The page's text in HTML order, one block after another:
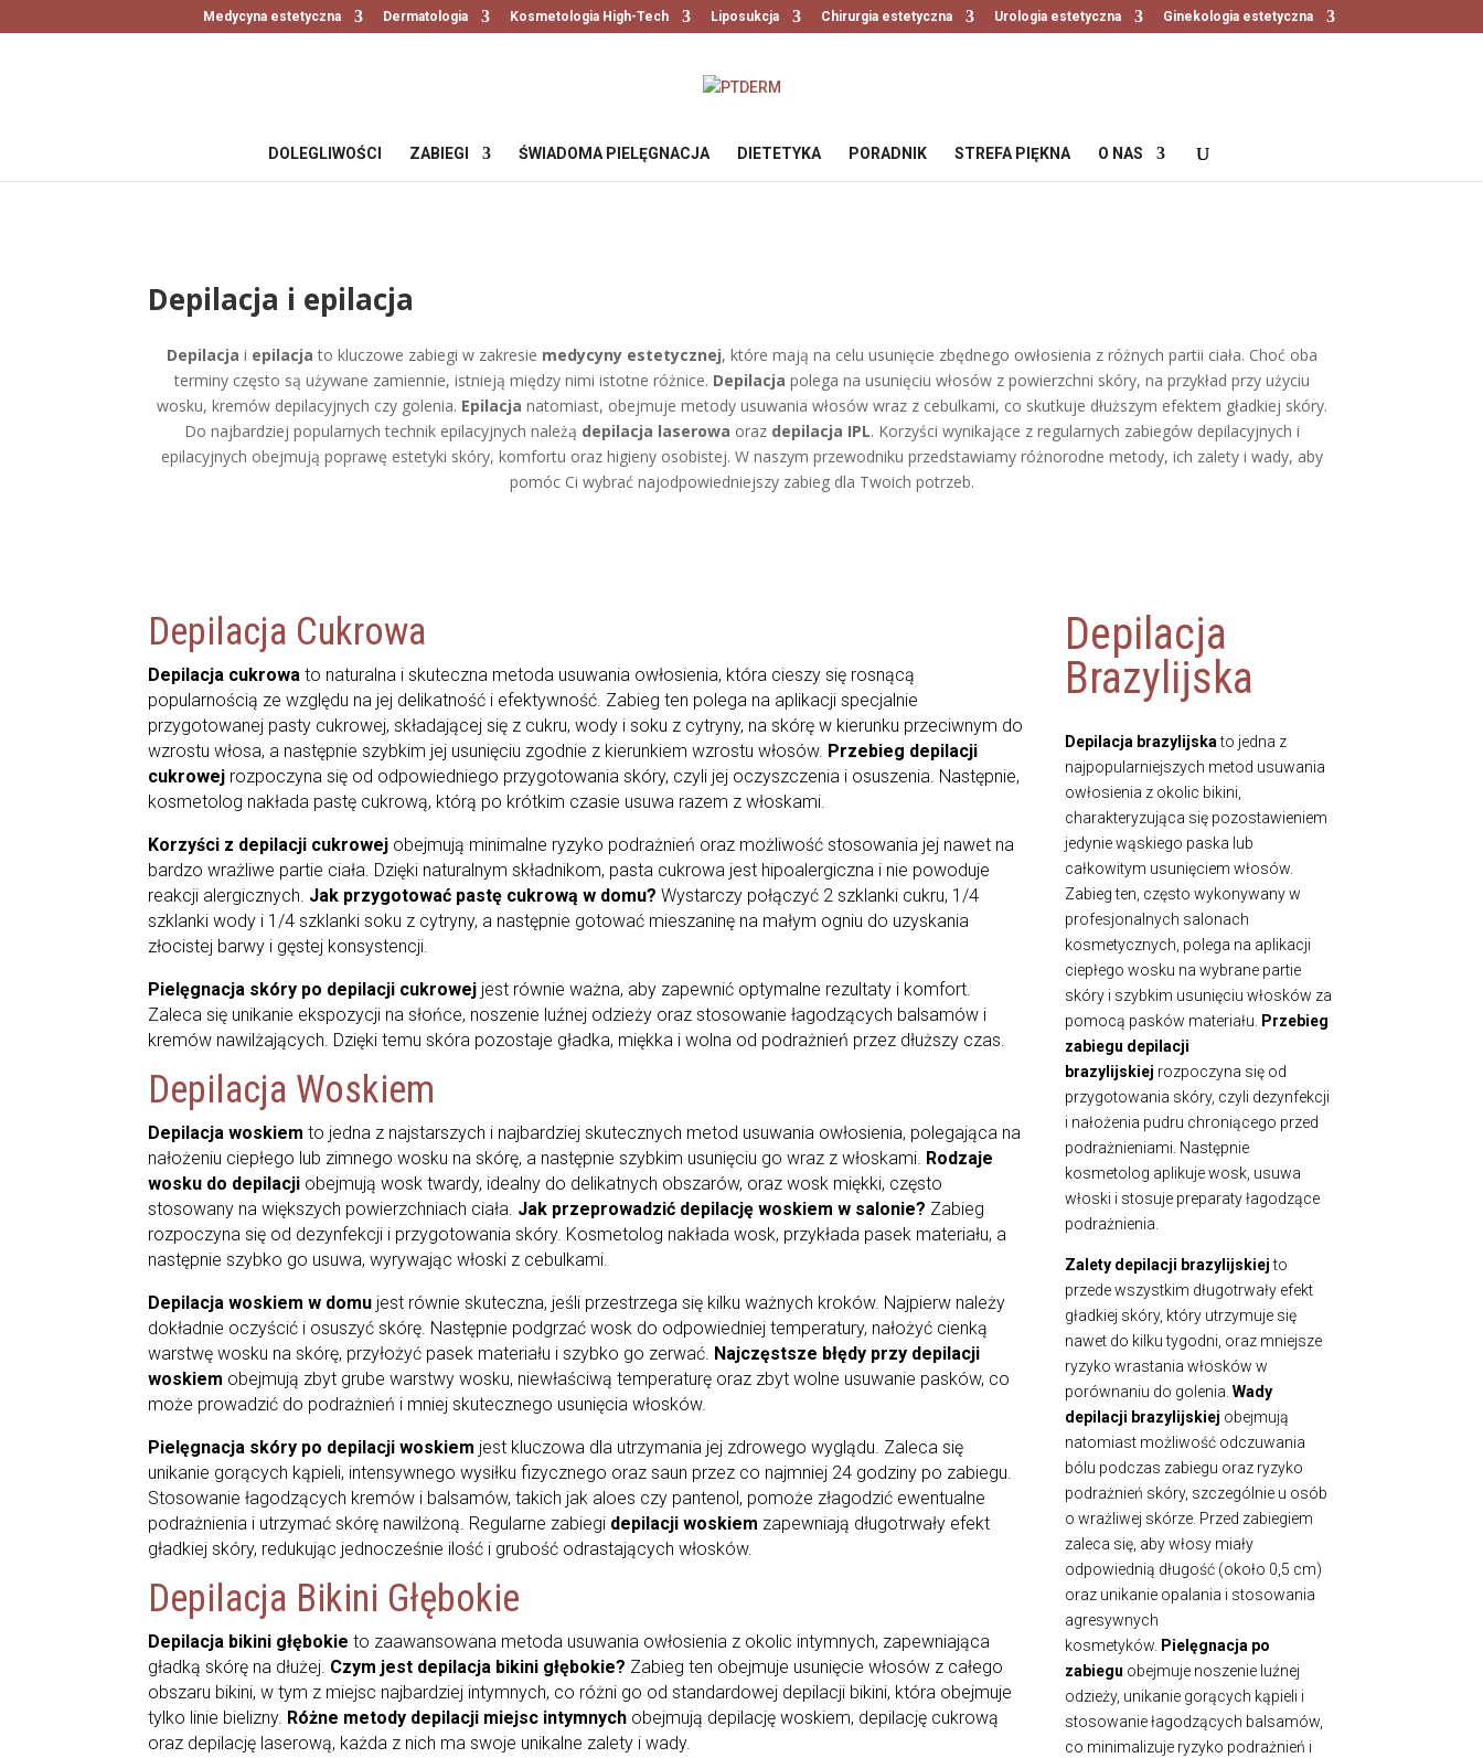
Medycyna estetyczna Dermatologia Kosmetologia High-Tech Liposukcja Chirurgia estetyczna Urologia estetyczna Ginekologia estetyczna
DOLEGLIWOŚCI ZABIEGI ŚWIADOMA PIELĘGNACJA DIETETYKA PORADNIK STREFA PIĘKNA O NAS
Depilacja i epilacja
Depilacja i epilacja to kluczowe zabiegi w zakresie medycyny estetycznej, które mają na celu usunięcie zbędnego owłosienia z różnych partii ciała. Choć oba
terminy często są używane zamiennie, istnieją między nimi istotne różnice. Depilacja polega na usunięciu włosów z powierzchni skóry, na przykład przy użyciu
wosku, kremów depilacyjnych czy golenia. Epilacja natomiast, obejmuje metody usuwania włosów wraz z cebulkami, co skutkuje dłuższym efektem gładkiej skóry.
Do najbardziej popularnych technik epilacyjnych należą depilacja laserowa oraz depilacja IPL. Korzyści wynikające z regularnych zabiegów depilacyjnych i
epilacyjnych obejmują poprawę estetyki skóry, komfortu oraz higieny osobistej. W naszym przewodniku przedstawiamy różnorodne metody, ich zalety i wady, aby
pomóc Ci wybrać najodpowiedniejszy zabieg dla Twoich potrzeb.
Depilacja Cukrowa
Depilacja cukrowa to naturalna i skuteczna metoda usuwania owłosienia, która cieszy się rosnącą
popularnością ze względu na jej delikatność i efektywność. Zabieg ten polega na aplikacji specjalnie
przygotowanej pasty cukrowej, składającej się z cukru, wody i soku z cytryny, na skórę w kierunku przeciwnym do
wzrostu włosa, a następnie szybkim jej usunięciu zgodnie z kierunkiem wzrostu włosów. Przebieg depilacji
cukrowej rozpoczyna się od odpowiedniego przygotowania skóry, czyli jej oczyszczenia i osuszenia. Następnie,
kosmetolog nakłada pastę cukrową, którą po krótkim czasie usuwa razem z włoskami.
Korzyści z depilacji cukrowej obejmują minimalne ryzyko podrażnień oraz możliwość stosowania jej nawet na
bardzo wrażliwe partie ciała. Dzięki naturalnym składnikom, pasta cukrowa jest hipoalergiczna i nie powoduje
reakcji alergicznych. Jak przygotować pastę cukrową w domu? Wystarczy połączyć 2 szklanki cukru, 1/4
szklanki wody i 1/4 szklanki soku z cytryny, a następnie gotować mieszaninę na małym ogniu do uzyskania
złocistej barwy i gęstej konsystencji.
Pielęgnacja skóry po depilacji cukrowej jest równie ważna, aby zapewnić optymalne rezultaty i komfort.
Zaleca się unikanie ekspozycji na słońce, noszenie luźnej odzieży oraz stosowanie łagodzących balsamów i
kremów nawilżających. Dzięki temu skóra pozostaje gładka, miękka i wolna od podrażnień przez dłuższy czas.
Depilacja Woskiem
Depilacja woskiem to jedna z najstarszych i najbardziej skutecznych metod usuwania owłosienia, polegająca na
nałożeniu ciepłego lub zimnego wosku na skórę, a następnie szybkim usunięciu go wraz z włoskami. Rodzaje
wosku do depilacji obejmują wosk twardy, idealny do delikatnych obszarów, oraz wosk miękki, często
stosowany na większych powierzchniach ciała. Jak przeprowadzić depilację woskiem w salonie? Zabieg
rozpoczyna się od dezynfekcji i przygotowania skóry. Kosmetolog nakłada wosk, przykłada pasek materiału, a
następnie szybko go usuwa, wyrywając włoski z cebulkami.
Depilacja woskiem w domu jest równie skuteczna, jeśli przestrzega się kilku ważnych kroków. Najpierw należy
dokładnie oczyścić i osuszyć skórę. Następnie podgrzać wosk do odpowiedniej temperatury, nałożyć cienką
warstwę wosku na skórę, przyłożyć pasek materiału i szybko go zerwać. Najczęstsze błędy przy depilacji
woskiem obejmują zbyt grube warstwy wosku, niewłaściwą temperaturę oraz zbyt wolne usuwanie pasków, co
może prowadzić do podrażnień i mniej skutecznego usunięcia włosków.
Pielęgnacja skóry po depilacji woskiem jest kluczowa dla utrzymania jej zdrowego wyglądu. Zaleca się
unikanie gorących kąpieli, intensywnego wysiłku fizycznego oraz saun przez co najmniej 24 godziny po zabiegu.
Stosowanie łagodzących kremów i balsamów, takich jak aloes czy pantenol, pomoże złagodzić ewentualne
podrażnienia i utrzymać skórę nawilżoną. Regularne zabiegi depilacji woskiem zapewniają długotrwały efekt
gładkiej skóry, redukując jednocześnie ilość i grubość odrastających włosków.
Depilacja Bikini Głębokie
Depilacja bikini głębokie to zaawansowana metoda usuwania owłosienia z okolic intymnych, zapewniająca
gładką skórę na dłużej. Czym jest depilacja bikini głębokie? Zabieg ten obejmuje usunięcie włosów z całego
obszaru bikini, w tym z miejsc najbardziej intymnych, co różni go od standardowej depilacji bikini, która obejmuje
tylko linie bielizny. Różne metody depilacji miejsc intymnych obejmują depilację woskiem, depilację cukrową
oraz depilację laserową, każda z nich ma swoje unikalne zalety i wady.
Depilacja
Brazylijska
Depilacja brazylijskato jedna z
najpopularniejszych metod usuwania
owłosienia z okolic bikini,
charakteryzująca się pozostawieniem
jedynie wąskiego paska lub
całkowitym usunięciem włosów.
Zabieg ten, często wykonywany w
profesjonalnych salonach
kosmetycznych, polega na aplikacji
ciepłego wosku na wybrane partie
skóry i szybkim usunięciu włosków za
pomocą pasków materiału. Przebieg
zabiegu depilacji
brazylijskiej rozpoczyna się od
przygotowania skóry, czyli dezynfekcji
i nałożenia pudru chroniącego przed
podrażnieniami. Następnie
kosmetolog aplikuje wosk, usuwa
włoski i stosuje preparaty łagodzące
podrażnienia.
Zalety depilacji brazylijskiej to
przede wszystkim długotrwały efekt
gładkiej skóry, który utrzymuje się
nawet do kilku tygodni, oraz mniejsze
ryzyko wrastania włosków w
porównaniu do golenia. Wady
depilacji brazylijskiej obejmują
natomiast możliwość odczuwania
bólu podczas zabiegu oraz ryzyko
podrażnień skóry, szczególnie u osób
o wrażliwej skórze. Przed zabiegiem
zaleca się, aby włosy miały
odpowiednią długość (około 0,5 cm)
oraz unikanie opalania i stosowania
agresywnych
kosmetyków. Pielęgnacja po
zabiegu obejmuje noszenie luźnej
odzieży, unikanie gorących kąpieli i
stosowanie łagodzących balsamów,
co minimalizuje ryzyko podrażnień i